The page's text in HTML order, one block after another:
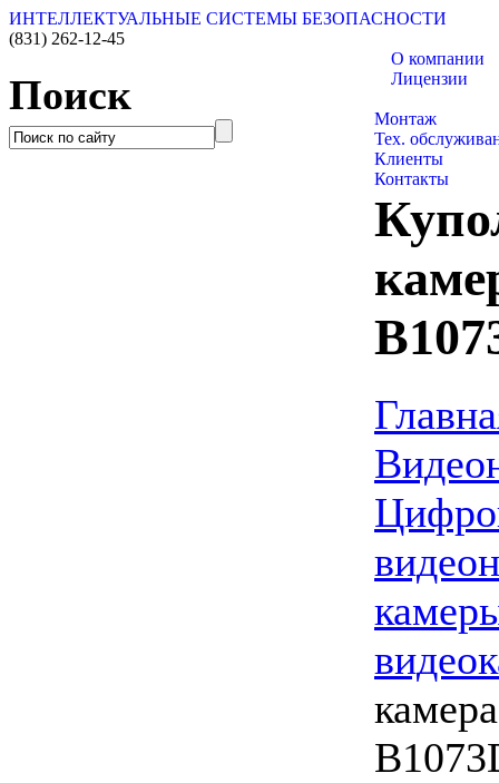
ИНТЕЛЛЕКТУАЛЬНЫЕ СИСТЕМЫ БЕЗОПАСНОСТИ
(831) 262-12-45
Поиск
О компании
Лицензии
Монтаж
Тех.
Клиенты
Контакты